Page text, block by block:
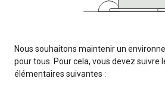
Nous souhaitons maintenir un
pour tous. Pour cela, vous devez suivre
élémentaires suivantes :